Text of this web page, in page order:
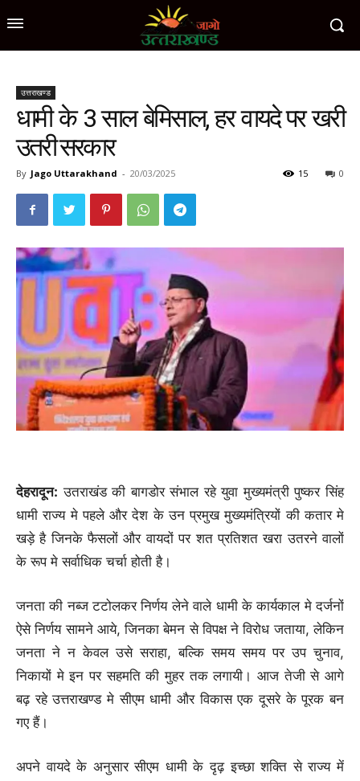
उत्तराखण्ड
धामी के 3 साल बेमिसाल, हर वायदे पर खरी
उतरी सरकार
By Jago Uttarakhand - 20/03/2025 0
15
देहरादून: उतराखंड की बागडोर संभाल रहे युवा मुख्यमंत्री पुष्कर सिंह
धामी राज्य मे पहले और देश के उन प्रमुख मुख्यमंत्रियों की कतार मे
खड़े है जिनके फैसलों और वायदों पर शत प्रतिशत खरा उतरने वालों
के रूप मे सर्वाधिक चर्चा होती है।
जनता की नब्ज टटोलकर निर्णय लेने वाले धामी के कार्यकाल मे दर्जनों
ऐसे निर्णय सामने आये, जिनका बेमन से विपक्ष ने विरोध जताया, लेकिन
जनता ने न केवल उसे सराहा, बल्कि समय समय पर उप चुनाव,
निकायों मे इन पर सहमति की मुहर तक लगायी। आज तेजी से आगे
बढ़ रहे उत्तराखण्ड मे सीएम धामी और विकास एक दूसरे के पूरक बन
गए हैं।
अपने वायदे के अनुसार सीएम धामी के दृढ़ इच्छा शक्ति से राज्य में